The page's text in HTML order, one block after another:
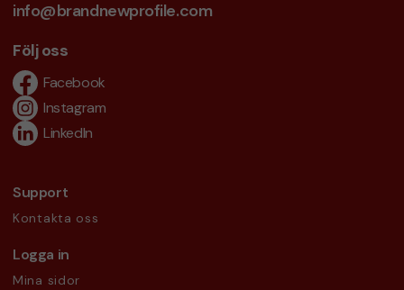
info@brandnewprofile.com
Följ oss
Facebook
Instagram
LinkedIn
Support
Kontakta oss
Logga in
Mina sidor